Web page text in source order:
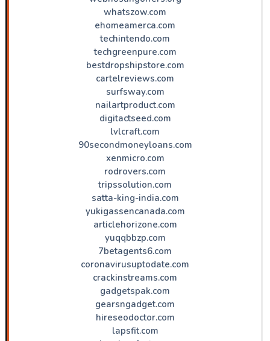
whatszow.com
ehomeamerca.com
techintendo.com
techgreenpure.com
bestdropshipstore.com
cartelreviews.com
surfsway.com
nailartproduct.com
digitactseed.com
lvlcraft.com
90secondmoneyloans.com
xenmicro.com
rodrovers.com
tripssolution.com
satta-king-india.com
yukigassencanada.com
articlehorizone.com
yuqqbbzp.com
7betagents6.com
coronavirusuptodate.com
crackinstreams.com
gadgetspak.com
gearsngadget.com
hireseodoctor.com
lapsfit.com